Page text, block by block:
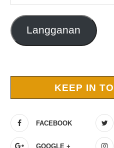
Langganan
KEEP IN
FACEBOOK
GOOGLE +